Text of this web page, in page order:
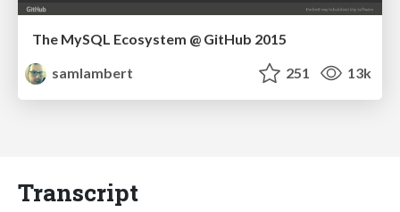
The MySQL Ecosystem @ GitHub 2015
samlambert
251 13k
Transcript